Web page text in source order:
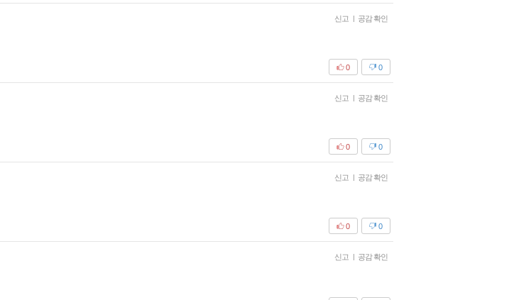
신고 | 공감 확인
0
0
신고 | 공감 확인
0
0
신고 | 공감 확인
0
0
신고 | 공감 확인